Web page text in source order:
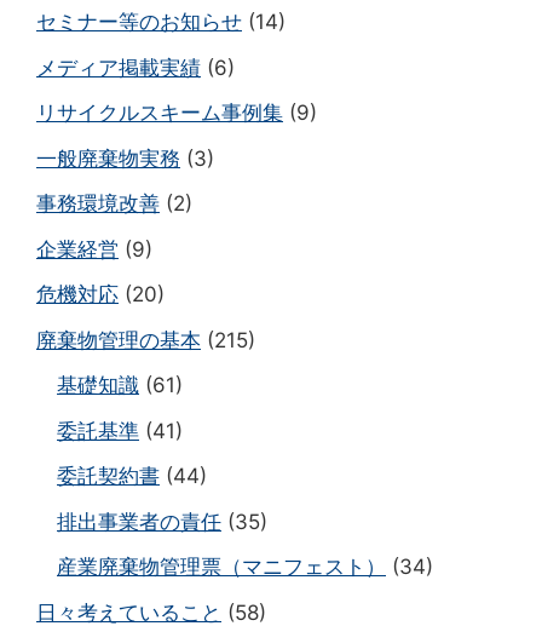
セミナー等のお知らせ (14)
メディア掲載実績 (6)
リサイクルスキーム事例集 (9)
一般廃棄物実務 (3)
事務環境改善 (2)
企業経営 (9)
危機対応 (20)
廃棄物管理の基本 (215)
基礎知識 (61)
委託基準 (41)
委託契約書 (44)
排出事業者の責任 (35)
産業廃棄物管理票（マニフェスト）
(34)
日々考えていること (58)